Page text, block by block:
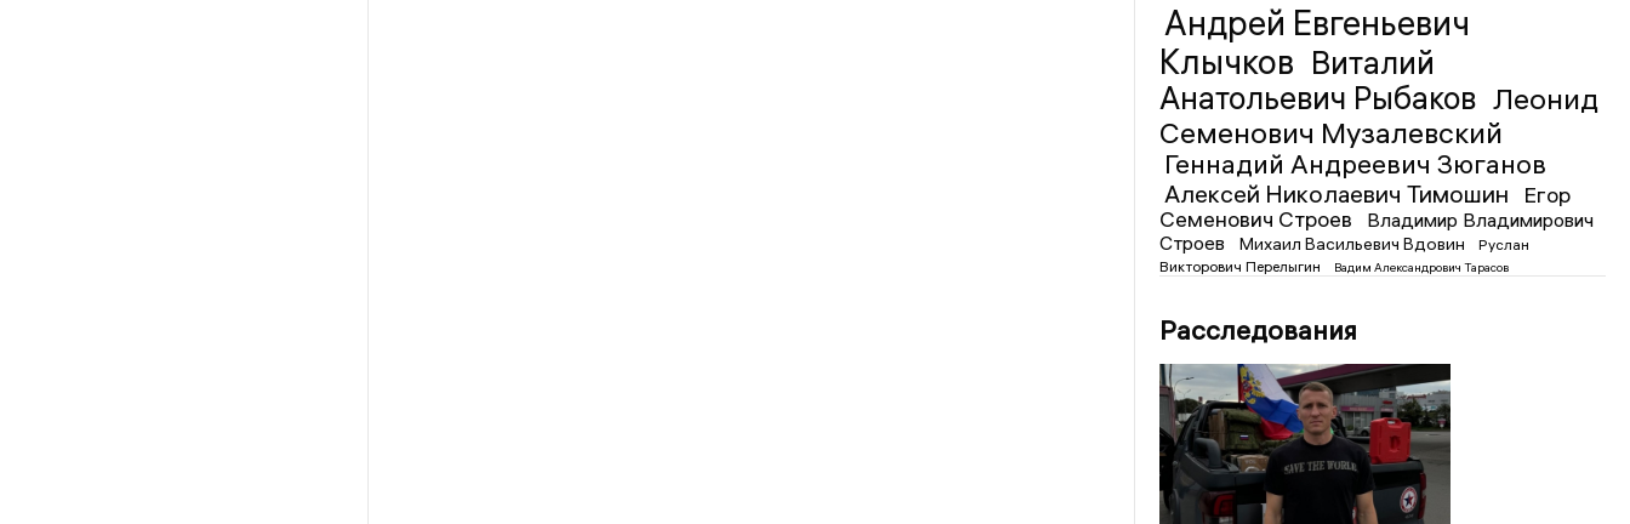
Андрей Евгеньевич
Клычков Виталий
Анатольевич Рыбаков Леонид
Семенович Музалевский
Геннадий Андреевич Зюганов
Алексей Николаевич Тимошин
Егор
Семенович Строев
Владимир Владимирович
Строев
Михаил Васильевич Вдовин
Руслан
Викторович Перелыгин
Вадим Александрович Тарасов
Расследования